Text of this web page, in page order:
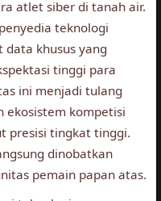
atlet siber di tanah air.
teknologi
khusus yang
tinggi para
ini menjadi tulang
ekosistem kompetisi
presisi tingkat tinggi.
dinobatkan
pemain papan atas.